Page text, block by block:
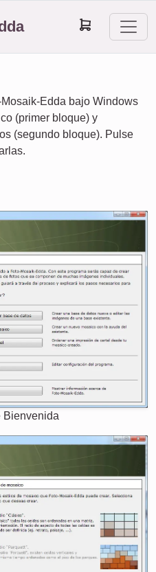
Edda bajo Windows
(primer bloque) y
(segundo bloque). Pulse
Bienvenida